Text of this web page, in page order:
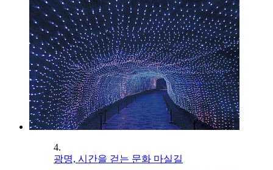
4.
광명, 시간을 걷는 문화 마실길